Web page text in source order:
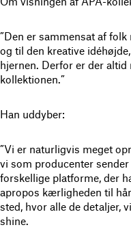
”Den er sammensat af
og til den kreative
hjernen. Derfor er der
kollektionen.”
Han uddyber:
”Vi er naturligvis meget
vi som producenter
forskellige platforme, der
apropos kærligheden til
sted, hvor alle de detaljer,
shine.